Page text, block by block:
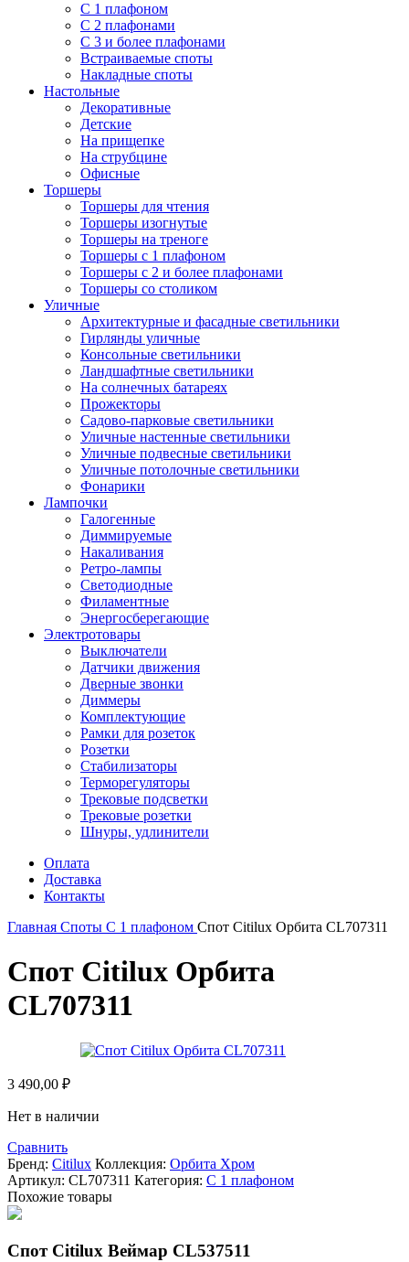
С 1 плафоном
С 2 плафонами
С 3 и более плафонами
Встраиваемые споты
Накладные споты
Настольные
Декоративные
Детские
На прищепке
На струбцине
Офисные
Торшеры
Торшеры для чтения
Торшеры изогнутые
Торшеры на треноге
Торшеры с 1 плафоном
Торшеры с 2 и более плафонами
Торшеры со столиком
Уличные
Архитектурные и фасадные светильники
Гирлянды уличные
Консольные светильники
Ландшафтные светильники
На солнечных батареях
Прожекторы
Садово-парковые светильники
Уличные настенные светильники
Уличные подвесные светильники
Уличные потолочные светильники
Фонарики
Лампочки
Галогенные
Диммируемые
Накаливания
Ретро-лампы
Светодиодные
Филаментные
Энергосберегающие
Электротовары
Выключатели
Датчики движения
Дверные звонки
Диммеры
Комплектующие
Рамки для розеток
Розетки
Стабилизаторы
Терморегуляторы
Трековые подсветки
Трековые розетки
Шнуры, удлинители
Оплата
Доставка
Контакты
Главная Споты С 1 плафоном Спот Citilux Орбита CL707311
Спот Citilux Орбита
CL707311
3 490,00 ₽
Нет в наличии
Сравнить
Бренд: Citilux Коллекция: Орбита Хром
Артикул: CL707311 Категория: С 1 плафоном
Похожие товары
Спот Citilux Веймар CL537511